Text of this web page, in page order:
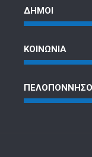
ΔΗΜΟΙ
ΚΟΙΝΩΝΙΑ